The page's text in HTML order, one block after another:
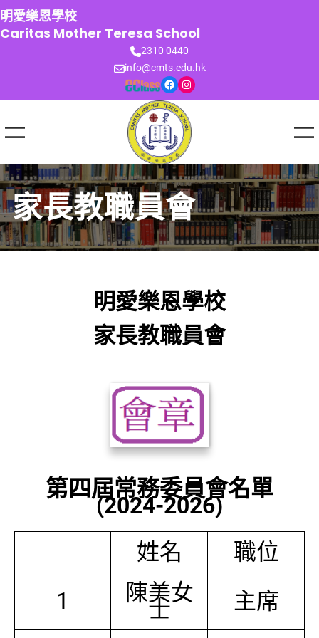
跳
至
主
明愛樂恩學校
Caritas Mother Teresa School
2310 0440
info@cmts.edu.hk
Facebook Instagram
家長教職員會
明愛樂恩學校
家長教職員會
第四屆常務委員會名單
(2024-2026)
姓名
職位
1
陳美女
士
主席